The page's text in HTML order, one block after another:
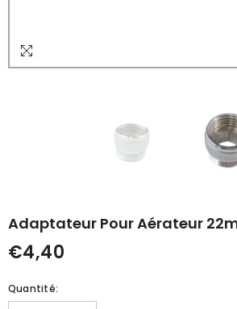
Adaptateur Pour Aérateur
€4,40
Quantité: